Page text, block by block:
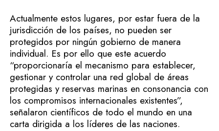
Actualmente estos lugares, por estar fuera de la
jurisdicción de los países, no pueden ser
protegidos por ningún gobierno de manera
individual. Es por ello que este acuerdo
“proporcionaría el mecanismo para establecer,
gestionar y controlar una red global de áreas
protegidas y reservas marinas en consonancia con
los compromisos internacionales existentes”,
señalaron científicos de todo el mundo en una
carta dirigida a los líderes de las naciones.